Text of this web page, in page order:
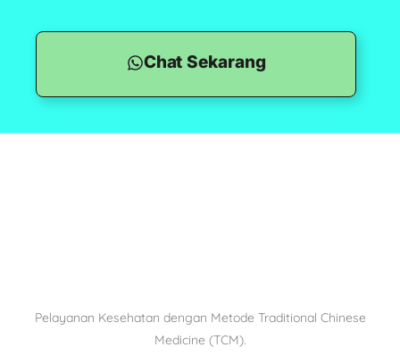
Chat Sekarang
Pelayanan Kesehatan dengan Metode Traditional Chinese
Medicine (TCM).